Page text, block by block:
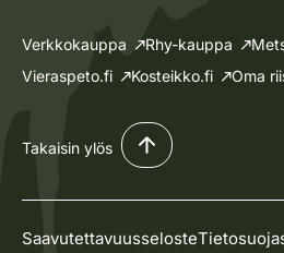
Verkkokauppa Rhy-kauppa
Vieraspeto.fi
Kosteikko.fi Oma
Takaisin ylös
Saavutettavuusseloste